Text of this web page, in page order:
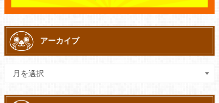
アーカイブ